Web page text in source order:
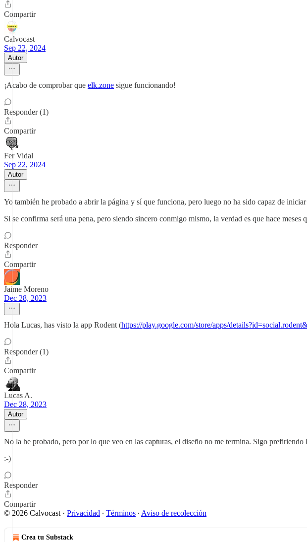
Compartir
Calvocast
Sep 22, 2024
Autor
¡Acabo de comprobar que elk.zone sigue funcionando!
Responder (1)
Compartir
Fer Vidal
Sep 22, 2024
Autor
Yo también he probado a abrir la página y sí que funciona, pero luego no ha sido capaz de iniciar
Si se confirma será una pena, pero siendo sincero conmigo mismo, la verdad es que hace
Responder
Compartir
Jaime Moreno
Dec 28, 2023
Hola Lucas, has visto la app Rodent (https://play.google.com/store/apps/
Responder (1)
Compartir
Lucas A.
Dec 28, 2023
Autor
No la he probado, pero por lo que veo en las capturas, el diseño no me termina. Sigo
:-)
Responder
Compartir
© 2026 Calvocast · Privacidad ∙ Términos ∙ Aviso de recolección
Crea tu Substack